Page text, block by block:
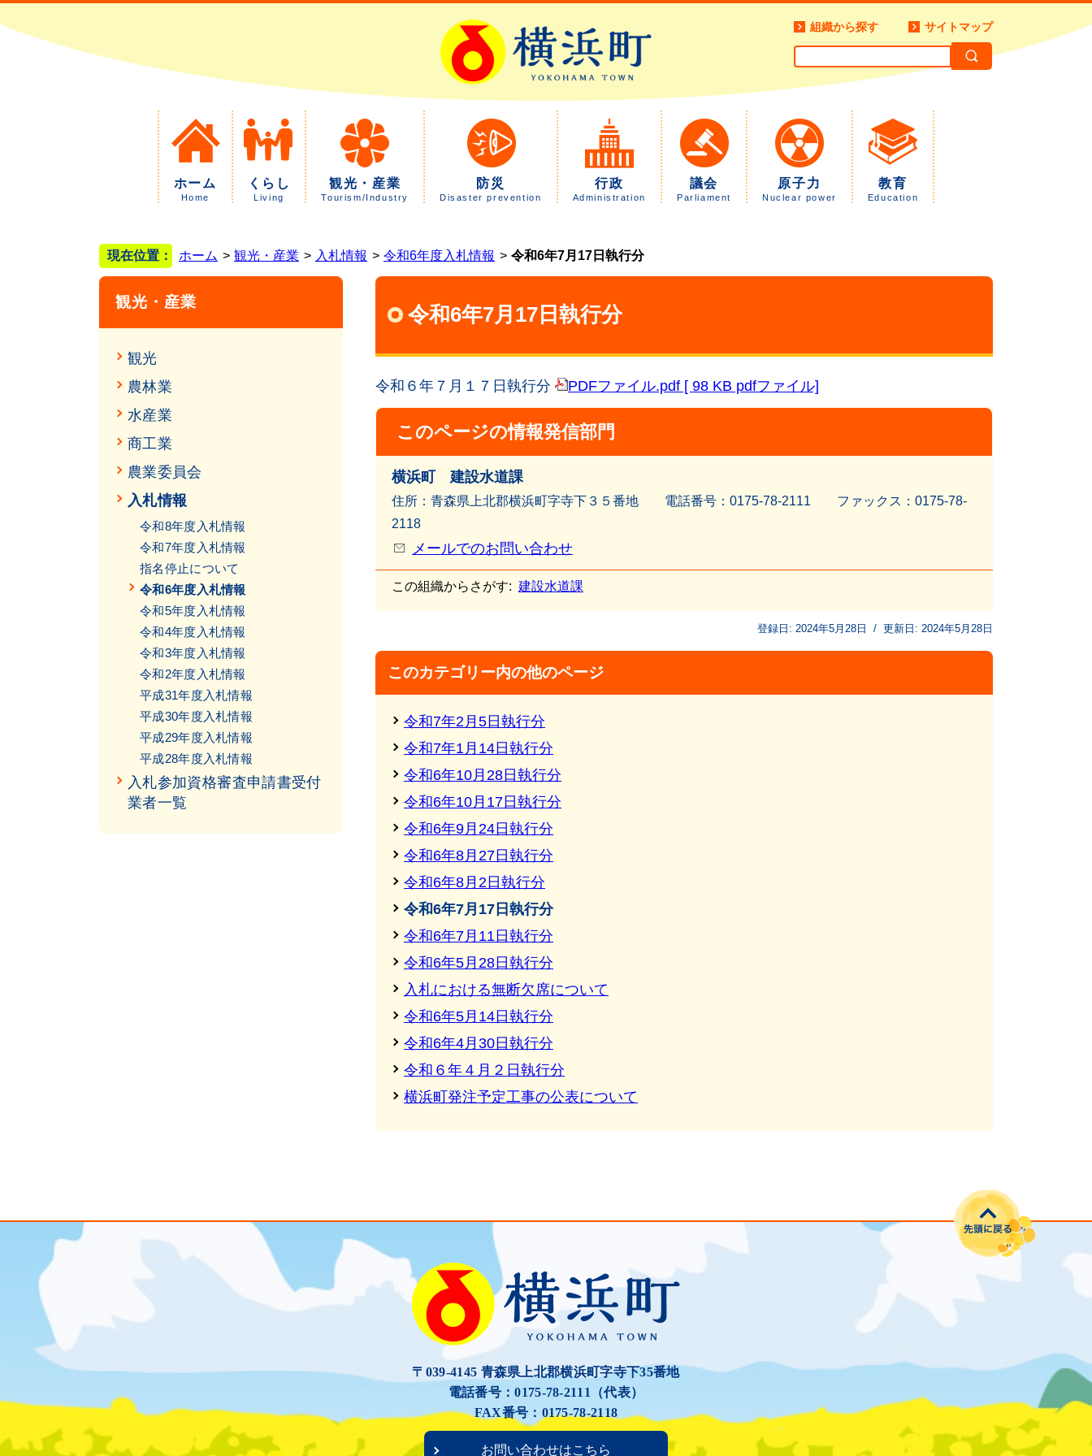
組織から探す サイトマップ
ホーム
Home
くらし
Living
観光・産業
Tourism/Industry
防災
Disaster prevention
行政
Administration
議会
Parliament
原子力
Nuclear power
教育
Education
現在位置： ホーム 観光・産業 入札情報 令和6年度入札情報 令和6年7月17日執行分
観光・産業
観光
農林業
水産業
商工業
農業委員会
入札情報
令和8年度入札情報
令和7年度入札情報
指名停止について
令和6年度入札情報
令和5年度入札情報
令和4年度入札情報
令和3年度入札情報
令和2年度入札情報
平成31年度入札情報
平成30年度入札情報
平成29年度入札情報
平成28年度入札情報
入札参加資格審査申請書受付
業者一覧
令和6年7月17日執行分
令和６年７月１７日執行分 PDFファイル.pdf [ 98 KB pdfファイル]
このページの情報発信部門
横浜町 建設水道課
住所：青森県上北郡横浜町字寺下３５番地 電話番号：0175-78-2111 ファッ クス：0175-78-
2118
メールでのお問い合わせ
この組織からさがす: 建設水道課
登録日: 2024年5月28日 / 更新日: 2024年5月28日
このカテゴリー内の他のページ
令和7年2月5日執行分
令和7年1月14日執行分
令和6年10月28日執行分
令和6年10月17日執行分
令和6年9月24日執行分
令和6年8月27日執行分
令和6年8月2日執行分
令和6年7月17日執行分
令和6年7月11日執行分
令和6年5月28日執行分
入札における無断欠席について
令和6年5月14日執行分
令和6年4月30日執行分
令和６年４月２日執行分
横浜町発注予定工事の公表について
〒039-4145 青森県上北郡横浜町字寺下35番地
電話番号：0175-78-2111（代表）
FAX番号：0175-78-2118
お問い合わせはこちら